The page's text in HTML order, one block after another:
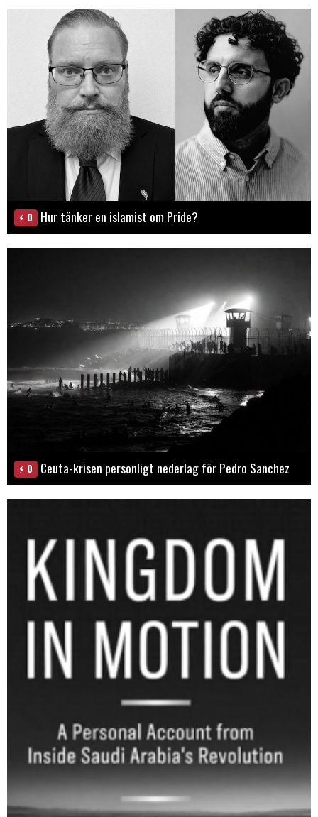
0 Hur tänker en islamist om Pride?
0 Ceuta-krisen personligt nederlag för Pedro Sanchez